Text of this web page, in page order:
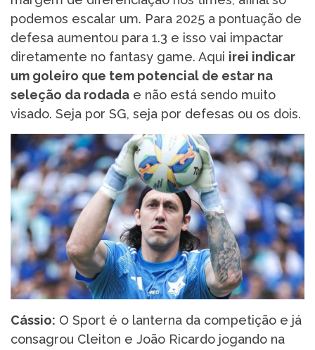
podemos escalar um. Para 2025 a pontuação de
defesa aumentou para 1.3 e isso vai impactar
diretamente no fantasy game. Aqui irei indicar
um goleiro que tem potencial de estar na
seleção da rodada e não está sendo muito
visado. Seja por SG, seja por defesas ou os dois.
Cássio: O Sport é o lanterna da competição e já
consagrou Cleiton e João Ricardo jogando na